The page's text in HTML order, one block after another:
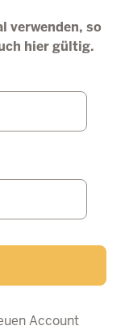
verwenden, so
hier gültig.
Account